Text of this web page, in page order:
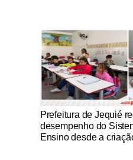
Notícias Católicas
Prefeitura de Jequié
desempenho do
Ensino desde a